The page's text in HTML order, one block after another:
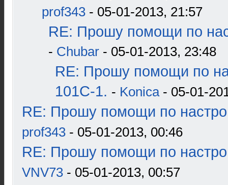
prof343 - 05-01-2013, 21:57
RE: Прошу помощи по
- Chubar - 05-01-2013, 23:48
RE: Прошу помощи по
101С-1. - Konica- 05-01-
RE: Прошу помощи по
prof343 - 05-01-2013, 00:46
RE: Прошу помощи по
VNV73 - 05-01-2013, 00:57